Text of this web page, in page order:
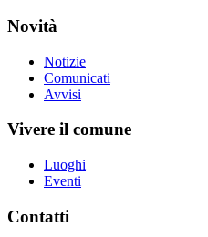
Novità
Notizie
Comunicati
Avvisi
Vivere il comune
Luoghi
Eventi
Contatti